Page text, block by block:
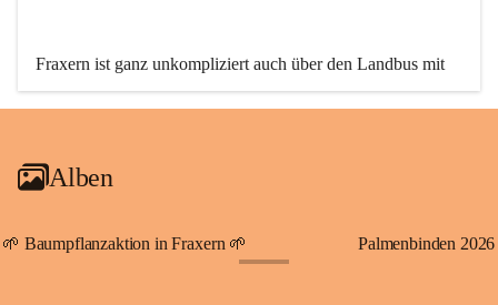
Fraxern ist ganz unkompliziert auch über den Landbus mit
den öffentlichen Verkehrsmitteln zu erreichen. Die Linie
An Samstagen, Sonn- und Feiertagen können Sie bequem
persönlichen Linienbus zur gewünschten Zeit zu Ihrer
Haltestelle bestellen. Sowohl von Weiler kommend nach
Alben
🌱 Baumpflanzaktion in Fraxern 🌱 Palmenbinden 2026